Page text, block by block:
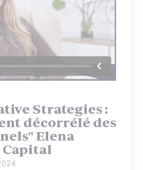
Strategies :
décorrélé des
Elena
Capital